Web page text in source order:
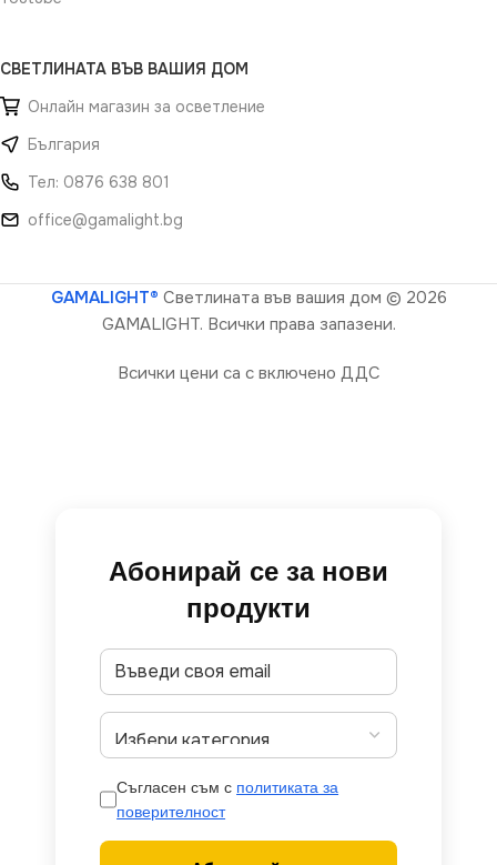
СВЕТЛИНАТА ВЪВ ВАШИЯ ДОМ
Онлайн магазин за осветление
България
Тел: 0876 638 801
office@gamalight.bg
GAMALIGHT® Светлината във вашия дом © 2026
GAMALIGHT. Всички права запазени.
Всички цени са с включено ДДС
Абонирай се за нови
продукти
Съгласен съм с политиката за
поверителност